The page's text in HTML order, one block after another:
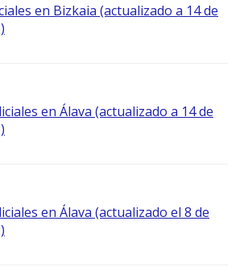
en Bizkaia (actualizado a 14 de
en Álava (actualizado a 14 de
en Álava (actualizado el 8 de